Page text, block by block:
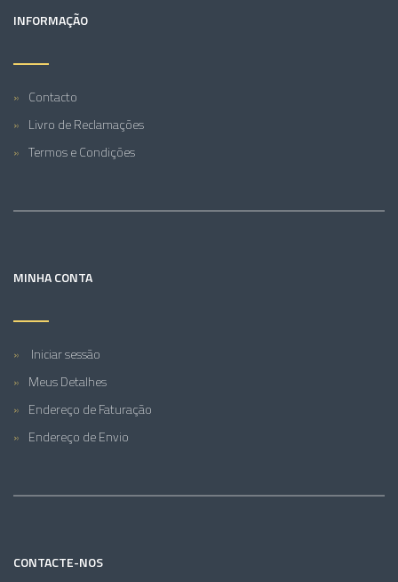
INFORMAÇÃO
Contacto
Livro de Reclamações
Termos e Condições
MINHA CONTA
Iniciar sessão
Meus Detalhes
Endereço de Faturação
Endereço de Envio
CONTACTE-NOS